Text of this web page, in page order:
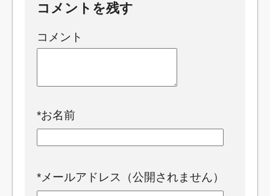
コメントを残す
コメント
*お名前
*メールアドレス（公開されません）